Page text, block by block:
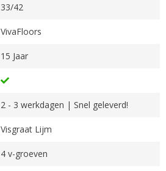
33/42
VivaFloors
15 Jaar
2 - 3 werkdagen | Snel geleverd!
Visgraat Lijm
4 v-groeven